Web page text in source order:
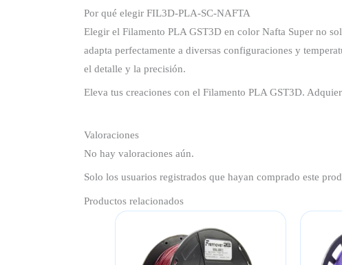
Por qué elegir FIL3D-PLA-SC-NAFTA
Elegir el Filamento PLA GST3D en color Nafta Super no
adapta perfectamente a diversas configuraciones y
el detalle y la precisión.
Eleva tus creaciones con el Filamento PLA GST3D.
Valoraciones
No hay valoraciones aún.
Solo los usuarios registrados que hayan comprado este
Productos relacionados